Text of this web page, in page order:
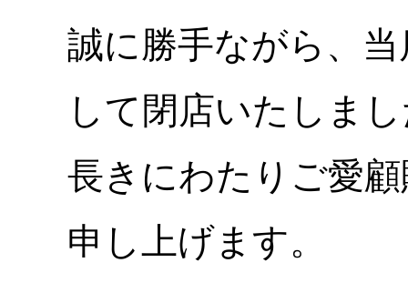
誠に勝手ながら、
して閉店いたしま
長きにわたりご愛
申し上げます。